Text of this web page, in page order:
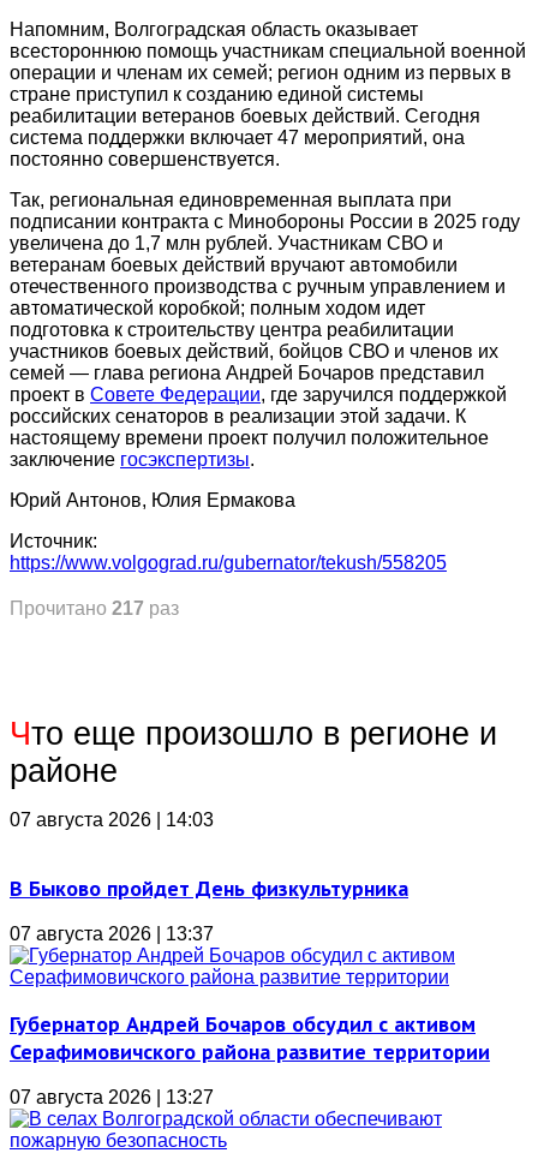
Напомним, Волгоградская область оказывает
всестороннюю помощь участникам специальной военной
операции и членам их семей; регион одним из первых в
стране приступил к созданию единой системы
реабилитации ветеранов боевых действий. Сегодня
система поддержки включает 47 мероприятий, она
постоянно совершенствуется.
Так, региональная единовременная выплата при
подписании контракта с Минобороны России в 2025 году
увеличена до 1,7 млн рублей. Участникам СВО и
ветеранам боевых действий вручают автомобили
отечественного производства с ручным управлением и
автоматической коробкой; полным ходом идет
подготовка к строительству центра реабилитации
участников боевых действий, бойцов СВО и членов их
семей — глава региона Андрей Бочаров представил
проект в Совете Федерации, где заручился поддержкой
российских сенаторов в реализации этой задачи. К
настоящему времени проект получил положительное
заключение госэкспертизы.
Юрий Антонов, Юлия Ермакова
Источник:
https://www.volgograd.ru/gubernator/tekush/558205
Прочитано 217 раз
Что еще произошло в регионе и
районе
07 августа 2026 | 14:03
В Быково пройдет День физкультурника
07 августа 2026 | 13:37
Губернатор Андрей Бочаров обсудил с активом
Серафимовичского района развитие территории
07 августа 2026 | 13:27